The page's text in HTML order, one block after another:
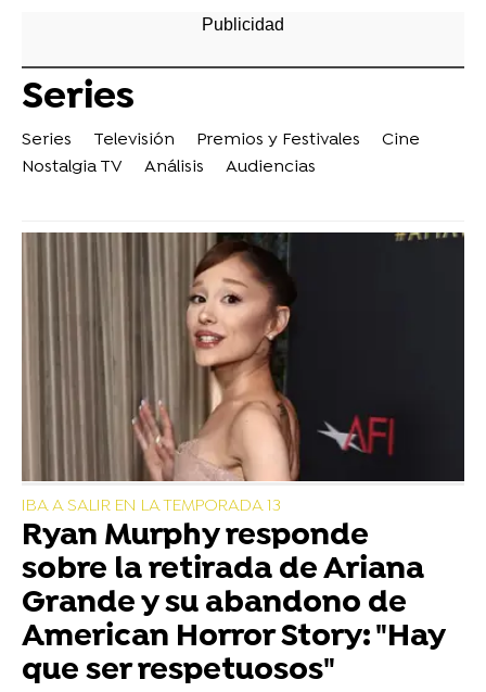
Series
Series Televisión Premios y Festivales
Cine
Nostalgia TV
Análisis Audiencias
IBA A SALIR EN LA TEMPORADA 13
Ryan Murphy responde
sobre la retirada de Ariana
Grande y su abandono de
American Horror Story: "Hay
que ser respetuosos"